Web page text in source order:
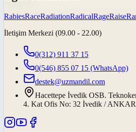
RabiesRaceRadiationRadicalRageRaise
İletişim Merkezi (09.00 - 22.00)
0(312) 911 37 15
0(546) 855 07 15 (WhatsApp)
destek@uzmandil.com
Hacettepe İvedik OSB.
4. Kat Ofis No: 32 İvedik /